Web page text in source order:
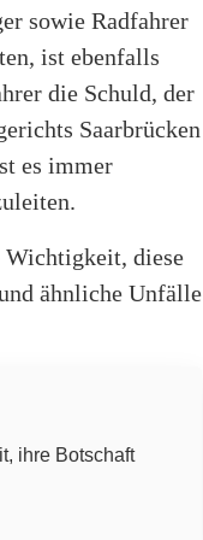
sowie Radfahrer
ist ebenfalls
die Schuld, der
Saarbrücken
es immer
Wichtigkeit, diese
ähnliche Unfälle
ihre Botschaft